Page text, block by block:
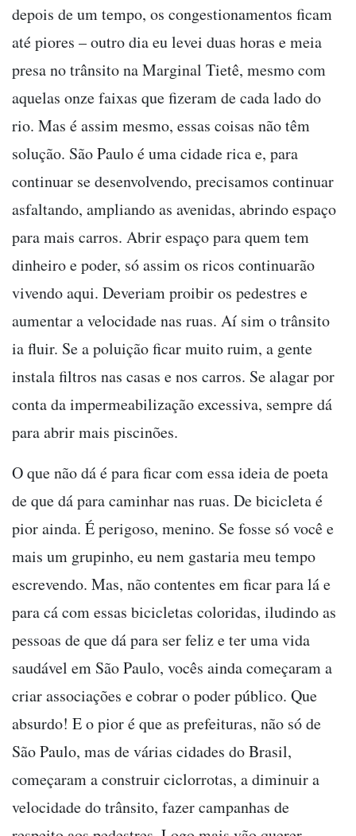
depois de um tempo, os congestionamentos ficam
até piores – outro dia eu levei duas horas e meia
presa no trânsito na Marginal Tietê, mesmo com
aquelas onze faixas que fizeram de cada lado do
rio. Mas é assim mesmo, essas coisas não têm
solução. São Paulo é uma cidade rica e, para
continuar se desenvolvendo, precisamos continuar
asfaltando, ampliando as avenidas, abrindo espaço
para mais carros. Abrir espaço para quem tem
dinheiro e poder, só assim os ricos continuarão
vivendo aqui. Deveriam proibir os pedestres e
aumentar a velocidade nas ruas. Aí sim o trânsito
ia fluir. Se a poluição ficar muito ruim, a gente
instala filtros nas casas e nos carros. Se alagar por
conta da impermeabilização excessiva, sempre dá
para abrir mais piscinões.
O que não dá é para ficar com essa ideia de poeta
de que dá para caminhar nas ruas. De bicicleta é
pior ainda. É perigoso, menino. Se fosse só você e
mais um grupinho, eu nem gastaria meu tempo
escrevendo. Mas, não contentes em ficar para lá e
para cá com essas bicicletas coloridas, iludindo as
pessoas de que dá para ser feliz e ter uma vida
saudável em São Paulo, vocês ainda começaram a
criar associações e cobrar o poder público. Que
absurdo! E o pior é que as prefeituras, não só de
São Paulo, mas de várias cidades do Brasil,
começaram a construir ciclorrotas, a diminuir a
velocidade do trânsito, fazer campanhas de